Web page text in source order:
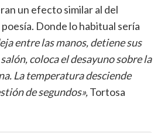
un efecto similar al del
Donde lo habitual sería
entre las manos, detiene sus
coloca el desayuno sobre la
La temperatura desciende
de segundos»,Tortosa